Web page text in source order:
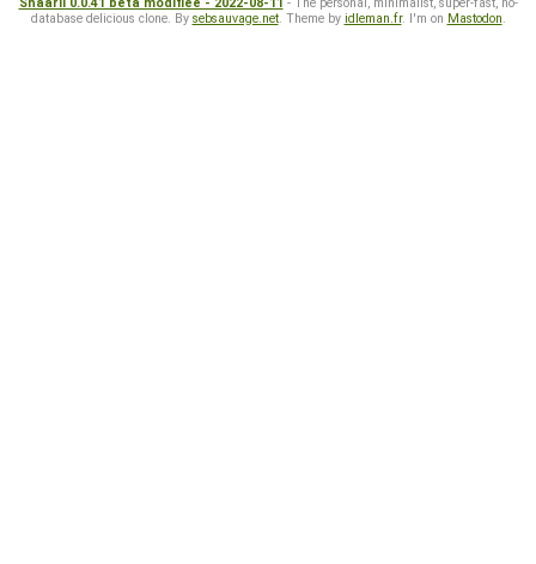
database delicious clone. By sebsauvage.net. Theme by idleman.fr. I'm on Mastodon.